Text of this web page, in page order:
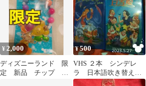
¥ 2,000
ディズニーランド 限
定 新品 チップ チ
¥500
VHS ２本 シンデレ
ラ 日本語吹き替え
版 ／ 白雪姫 日本